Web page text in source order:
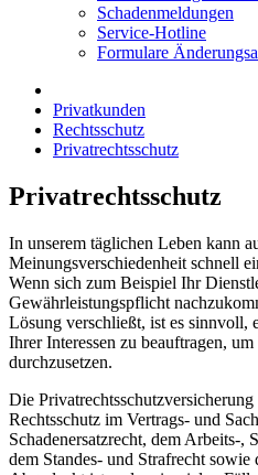
Schadenmeldungen
Service-Hotline
Formulare
Privatkunden
Rechtsschutz
Privatrechtsschutz
Privatrechtsschutz
In unserem täglichen Leben kann
Meinungsverschiedenheit schnell
Wenn sich zum Beispiel Ihr
Gewährleistungspflicht
Lösung verschließt, ist es sinnvoll,
Ihrer Interessen zu beauftragen,
durchzusetzen.
Die
Rechtsschutz im Vertrags- und
Schadenersatzrecht, dem Arbeits-,
dem Standes- und Strafrecht